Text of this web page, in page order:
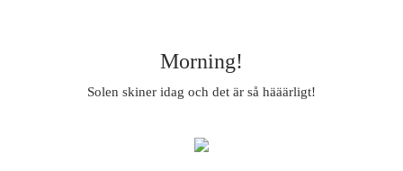
Morning!
Solen skiner idag och det är så hääärligt!